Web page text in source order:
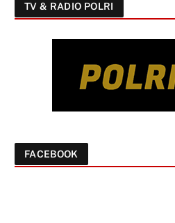
TV & RADIO POLRI
FACEBOOK